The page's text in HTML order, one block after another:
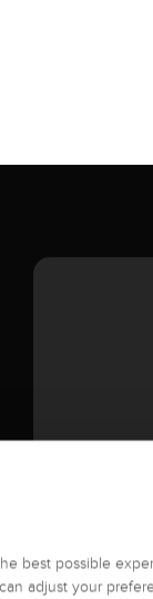
best possible
adjust your